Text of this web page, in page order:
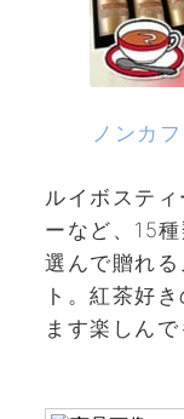
ノンカ
ルイボステ
ーなど、15
選んで贈れ
ト。紅茶好
ます楽しんで